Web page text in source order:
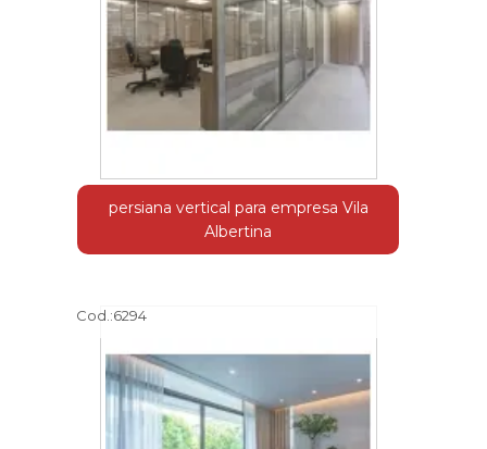
persiana vertical para empresa Vila
Albertina
Cod.:6294